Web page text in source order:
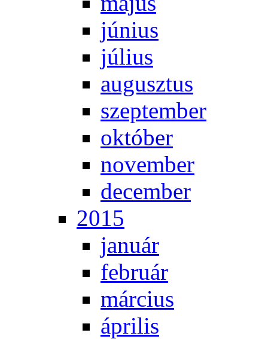
jú­ni­us
jú­li­us
au­gusz­tus
szep­tem­ber
ok­tó­ber
no­vem­ber
de­cem­ber
2015
ja­nu­ár
feb­ru­ár
már­ci­us
áp­ri­lis